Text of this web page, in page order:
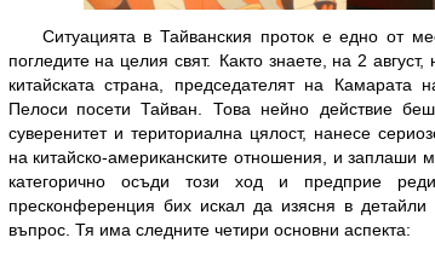
Ситуацията в Тайванския проток е едно от
погледите на целия свят. Както знаете, на 2
китайската страна, председателят на
Пелоси посети Тайван. Това нейно действие
суверенитет и териториална цялост, нанесе
на китайско-американските отношения, и заплаши
категорично осъди този ход и предприе
пресконференция бих искал да изясня в детайли
въпрос. Тя има следните четири основни аспекта: